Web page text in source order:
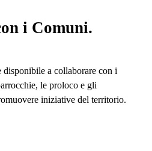
i Comuni.
a collaborare con i
le proloco e gli
iniziative del territorio.